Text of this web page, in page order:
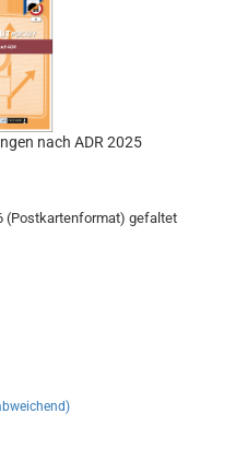
nach ADR 2025
(Postkartenformat) gefaltet